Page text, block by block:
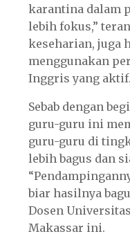
karantina dalam
lebih fokus,”
keseharian, juga
menggunakan
Inggris yang aktif.
Sebab dengan
guru-guru ini
guru-guru di
lebih bagus dan
biar hasilnya
Dosen
Makassar ini.